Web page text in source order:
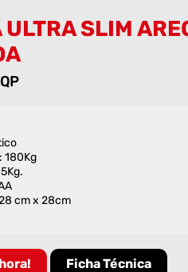
SLIM
180Kg
cm x 28cm
Ficha Técnica